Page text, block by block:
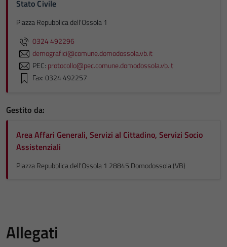
Stato Civile
Piazza Repubblica dell'Ossola 1
0324 492296
demografici@comune.domodossola.vb.it
PEC: protocollo@pec.comune.domodossola.vb.it
Fax: 0324 492257
Gestito da:
Area Affari Generali, Servizi al Cittadino, Servizi Socio
Assistenziali
Piazza Repubblica dell'Ossola 1 28845 Domodossola (VB)
Allegati